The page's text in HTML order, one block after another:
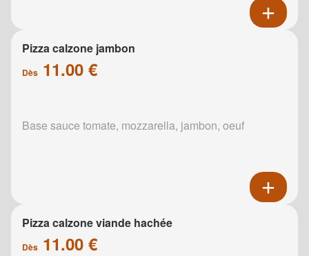
Pizza calzone jambon
Dès 11.00 €
Base sauce tomate, mozzarella, jambon, oeuf
Pizza calzone viande hachée
Dès 11.00 €